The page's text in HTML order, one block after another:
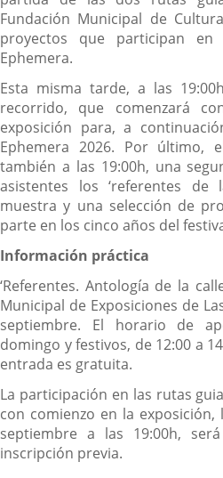
Fundación Municipal de
proyectos que participan
Ephemera.
Esta misma tarde, a las
recorrido, que comenzará
exposición para, a
Ephemera 2026. Por último,
también a las 19:00h, una
asistentes los ‘referentes de
muestra y una selección de
parte en los cinco años del
Información práctica
‘Referentes. Antología de la
Municipal de Exposiciones de
septiembre. El horario de
domingo y festivos, de 12:00 a
entrada es gratuita.
La participación en las rutas
con comienzo en la
septiembre a las 19:00h,
inscripción previa.